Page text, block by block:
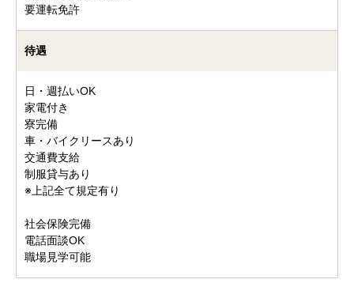
要運転免許
待遇
日・週払いOK
家電付き
寮完備
車・バイクリースあり
交通費支給
制服貸与あり
※上記全て規定有り
社会保険完備
電話面談OK
職場見学可能